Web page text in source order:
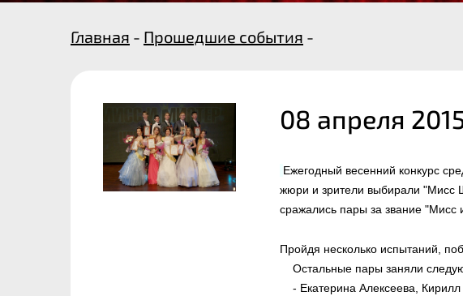
Главная - Прошедшие события -
08 апреля
Ежегодный весенний конкурс
жюри и зрители выбирали "Мисс
сражались пары за звание "Мисс
Пройдя несколько испытаний,
Остальные пары заняли
- Екатерина Алексеева,